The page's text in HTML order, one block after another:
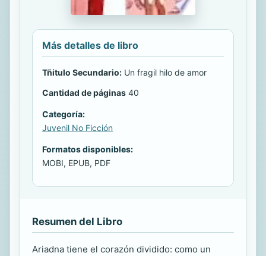
Más detalles de libro
Tñitulo Secundario: Un fragil hilo de amor
Cantidad de páginas 40
Categoría:
Juvenil No Ficción
Formatos disponibles:
MOBI, EPUB, PDF
Resumen del Libro
Ariadna tiene el corazón dividido: como un